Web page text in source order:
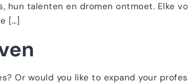
hun talenten en dromen ontmoet. Elke
[…]
Or would you like to expand your